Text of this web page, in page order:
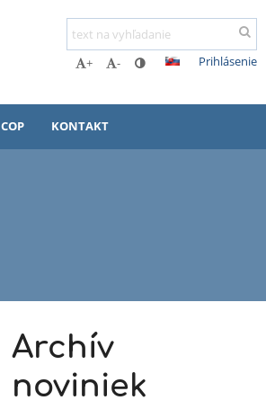
+ - Prihlásenie
COP KONTAKT
Archív
noviniek